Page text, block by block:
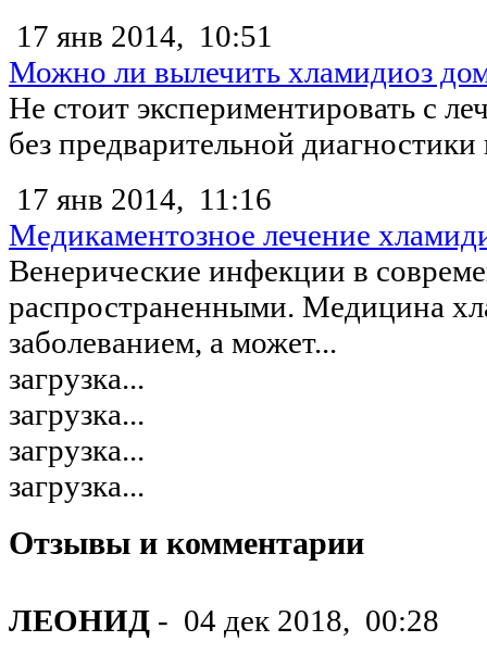
17 янв 2014, 10:51
Можно ли вылечить хламидиоз
Не стоит экспериментировать с
без предварительной
17 янв 2014, 11:16
Медикаментозное лечение
Венерические инфекции в
распространенными. Медицина
заболеванием, а может...
загрузка...
загрузка...
загрузка...
загрузка...
Отзывы и комментарии
ЛЕОНИД - 04 дек 2018, 00:28